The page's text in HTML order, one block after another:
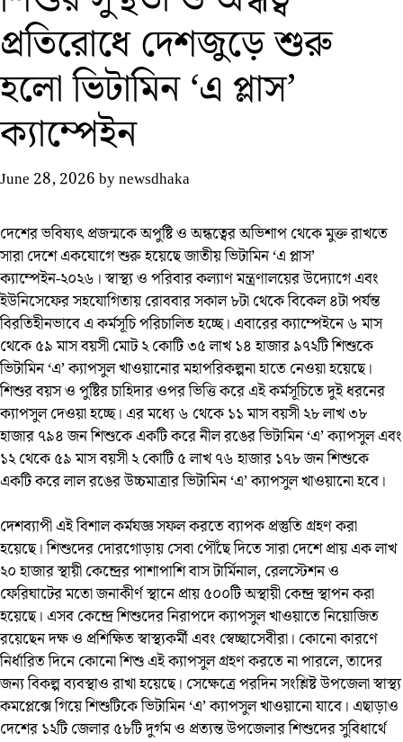
প্রতিরোধে দেশজুড়ে শুরু
হলো ভিটামিন ‘এ প্লাস’
ক্যাম্পেইন
June 28, 2026bynewsdhaka
দেশের ভবিষ্যৎ প্রজন্মকে অপুষ্টি ও অন্ধত্বের অভিশাপ থেকে মুক্ত রাখতে
সারা দেশে একযোগে শুরু হয়েছে জাতীয় ভিটামিন ‘এ প্লাস’
ক্যাম্পেইন-২০২৬। স্বাস্থ্য ও পরিবার কল্যাণ মন্ত্রণালয়ের উদ্যোগে এবং
ইউনিসেফের সহযোগিতায় রোববার সকাল ৮টা থেকে বিকেল ৪টা পর্যন্ত
বিরতিহীনভাবে এ কর্মসূচি পরিচালিত হচ্ছে। এবারের ক্যাম্পেইনে ৬ মাস
থেকে ৫৯ মাস বয়সী মোট ২ কোটি ৩৫ লাখ ১৪ হাজার ৯৭২টি শিশুকে
ভিটামিন ‘এ’ ক্যাপসুল খাওয়ানোর মহাপরিকল্পনা হাতে নেওয়া হয়েছে।
শিশুর বয়স ও পুষ্টির চাহিদার ওপর ভিত্তি করে এই কর্মসূচিতে দুই ধরনের
ক্যাপসুল দেওয়া হচ্ছে। এর মধ্যে ৬ থেকে ১১ মাস বয়সী ২৮ লাখ ৩৮
হাজার ৭৯৪ জন শিশুকে একটি করে নীল রঙের ভিটামিন ‘এ’ ক্যাপসুল এবং
১২ থেকে ৫৯ মাস বয়সী ২ কোটি ৫ লাখ ৭৬ হাজার ১৭৮ জন শিশুকে
একটি করে লাল রঙের উচ্চমাত্রার ভিটামিন ‘এ’ ক্যাপসুল খাওয়ানো হবে।
দেশব্যাপী এই বিশাল কর্মযজ্ঞ সফল করতে ব্যাপক প্রস্তুতি গ্রহণ করা
হয়েছে। শিশুদের দোরগোড়ায় সেবা পৌঁছে দিতে সারা দেশে প্রায় এক লাখ
২০ হাজার স্থায়ী কেন্দ্রের পাশাপাশি বাস টার্মিনাল, রেলস্টেশন ও
ফেরিঘাটের মতো জনাকীর্ণ স্থানে প্রায় ৫০০টি অস্থায়ী কেন্দ্র স্থাপন করা
হয়েছে। এসব কেন্দ্রে শিশুদের নিরাপদে ক্যাপসুল খাওয়াতে নিয়োজিত
রয়েছেন দক্ষ ও প্রশিক্ষিত স্বাস্থ্যকর্মী এবং স্বেচ্ছাসেবীরা। কোনো কারণে
নির্ধারিত দিনে কোনো শিশু এই ক্যাপসুল গ্রহণ করতে না পারলে, তাদের
জন্য বিকল্প ব্যবস্থাও রাখা হয়েছে। সেক্ষেত্রে পরদিন সংশ্লিষ্ট উপজেলা স্বাস্থ্য
কমপ্লেক্সে গিয়ে শিশুটিকে ভিটামিন ‘এ’ ক্যাপসুল খাওয়ানো যাবে। এছাড়াও
দেশের ১২টি জেলার ৫৮টি দুর্গম ও প্রত্যন্ত উপজেলার শিশুদের সুবিধার্থে